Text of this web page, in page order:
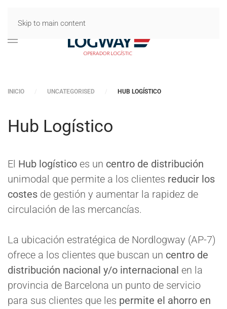
Skip to main content
INICIO UNCATEGORISED HUB LOGÍSTICO
Hub Logístico
El Hub logístico es un centro de distribución
unimodal que permite a los clientes reducir los
costes de gestión y aumentar la rapidez de
circulación de las mercancías.
La ubicación estratégica de Nordlogway (AP-7)
ofrece a los clientes que buscan un centro de
distribución nacional y/o internacional en la
provincia de Barcelona un punto de servicio
para sus clientes que les permite el ahorro en